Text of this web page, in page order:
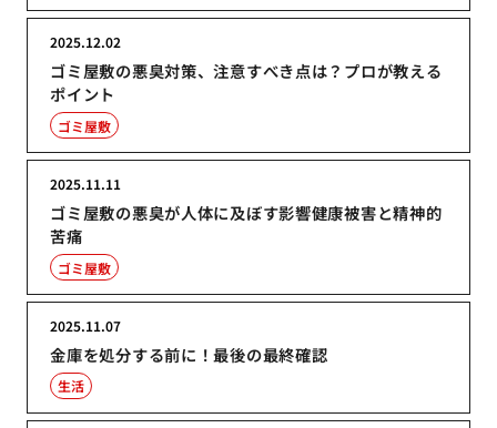
ゴミ屋敷の悪臭対策、注意すべき点は？プロが教える
ポイント
2025.12.02
ゴミ屋敷
ゴミ屋敷の悪臭が人体に及ぼす影響健康被害と精神的
苦痛
2025.11.11
ゴミ屋敷
金庫を処分する前に！最後の最終確認
2025.11.07
生活